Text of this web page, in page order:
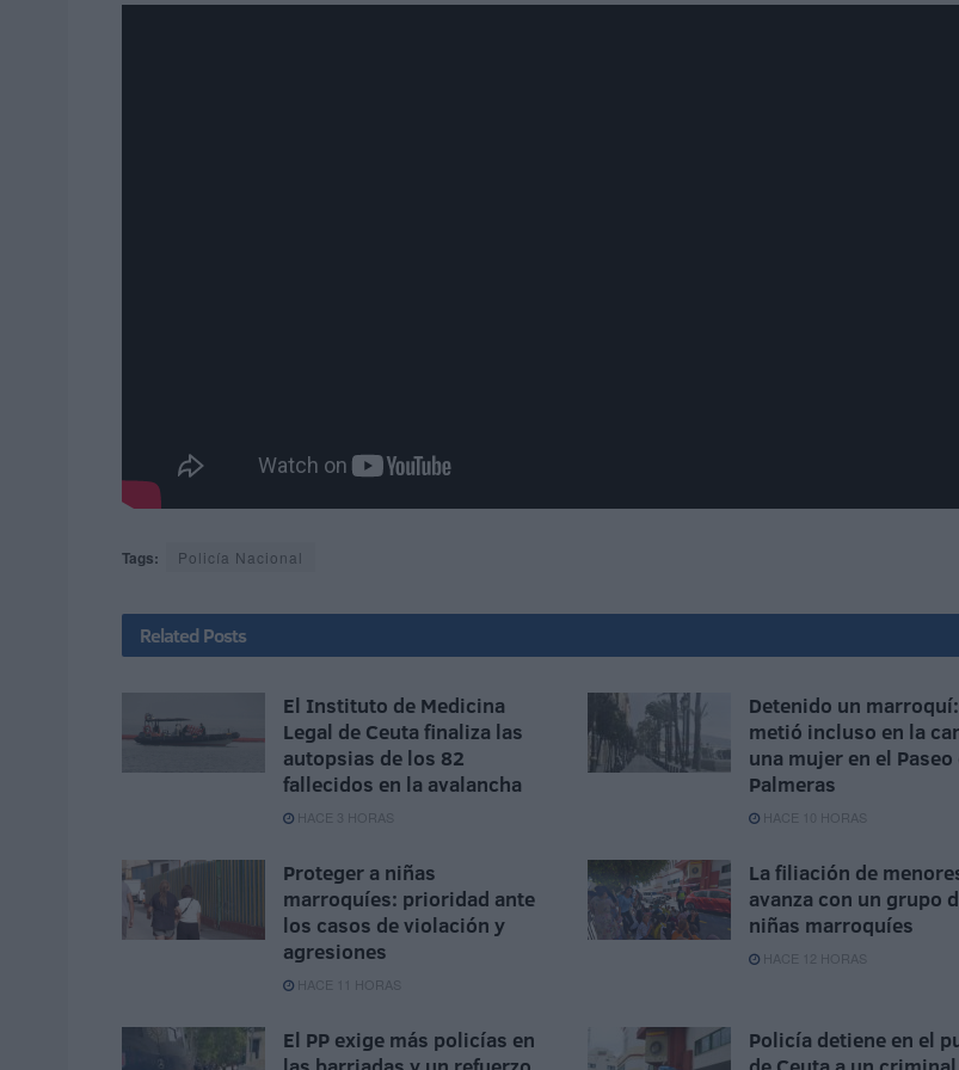
Tags: Policía Nacional
Related Posts
El Instituto de Medicina
Legal de Ceuta finaliza las
autopsias de los 82
fallecidos en la avalancha
HACE 3 HORAS
Detenido un
metió incluso en la
una mujer en el Paseo
Palmeras
HACE 10 HORAS
Proteger a niñas
marroquíes: prioridad ante
los casos de violación y
agresiones
HACE 11 HORAS
La filiación de
avanza con un grupo
niñas marroquíes
HACE 12 HORAS
El PP exige más policías en
Policía detiene en el